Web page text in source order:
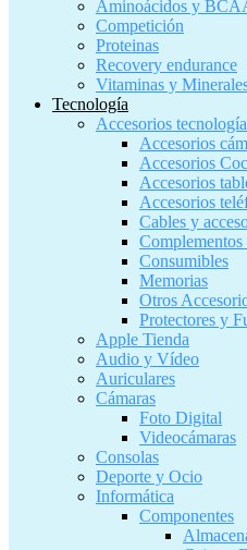
Aminoácidos y
Competición
Proteinas
Recovery endurance
Vitaminas y
Tecnología
Accesorios tecnología
Accesorios
Accesorios
Accesorios
Accesorios
Cables y
Consumibles
Memorias
Otros
Protectores y
Apple Tienda
Audio y Vídeo
Auriculares
Cámaras
Foto Digital
Videocámaras
Consolas
Deporte y Ocio
Informática
Componentes